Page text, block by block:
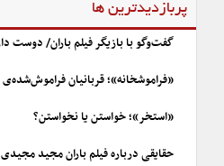
پربازدیدترین ها
گفت‌وگو با بازیگر فیلم باران/ دوست
«فراموشخانه»؛ قربانیان فراموش‌شده‌ی
«استخر»؛ خواستن یا نخواستن؟
حقایقی درباره فیلم باران مجید مجیدی